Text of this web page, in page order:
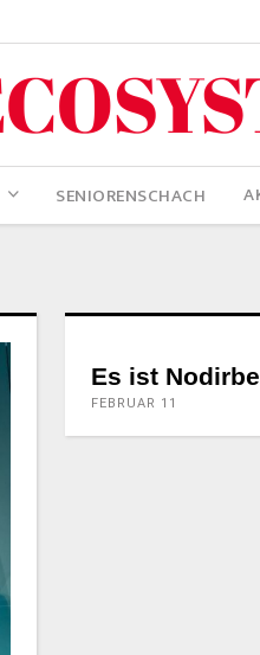
SENIORENSCHACH
Es ist
FEBRUAR 11